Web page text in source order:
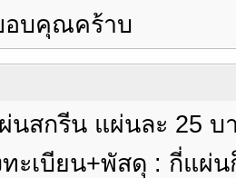
อบคุณคร้าบ
นสกรีน แผ่นละ 25
ะเบียน+พัสดุ : กี่แผ่